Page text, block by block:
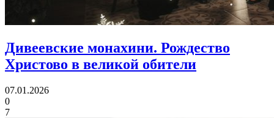
Дивеевские монахини. Рождество
Христово в великой обители
07.01.2026
0
7